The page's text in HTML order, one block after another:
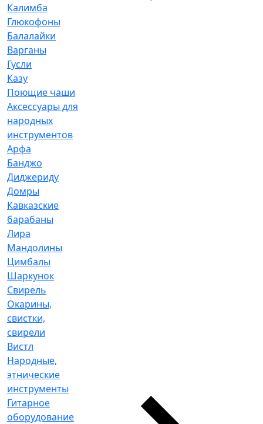
Калимба
Глюкофоны
Балалайки
Варганы
Гусли
Казу
Поющие чаши
Аксессуары для
народных
инструментов
Арфа
Банджо
Диджериду
Домры
Кавказские
барабаны
Лира
Мандолины
Цимбалы
Шаркунок
Свирель
Окарины,
свистки,
свирели
Вистл
Народные,
этнические
инструменты
Гитарное
оборудование